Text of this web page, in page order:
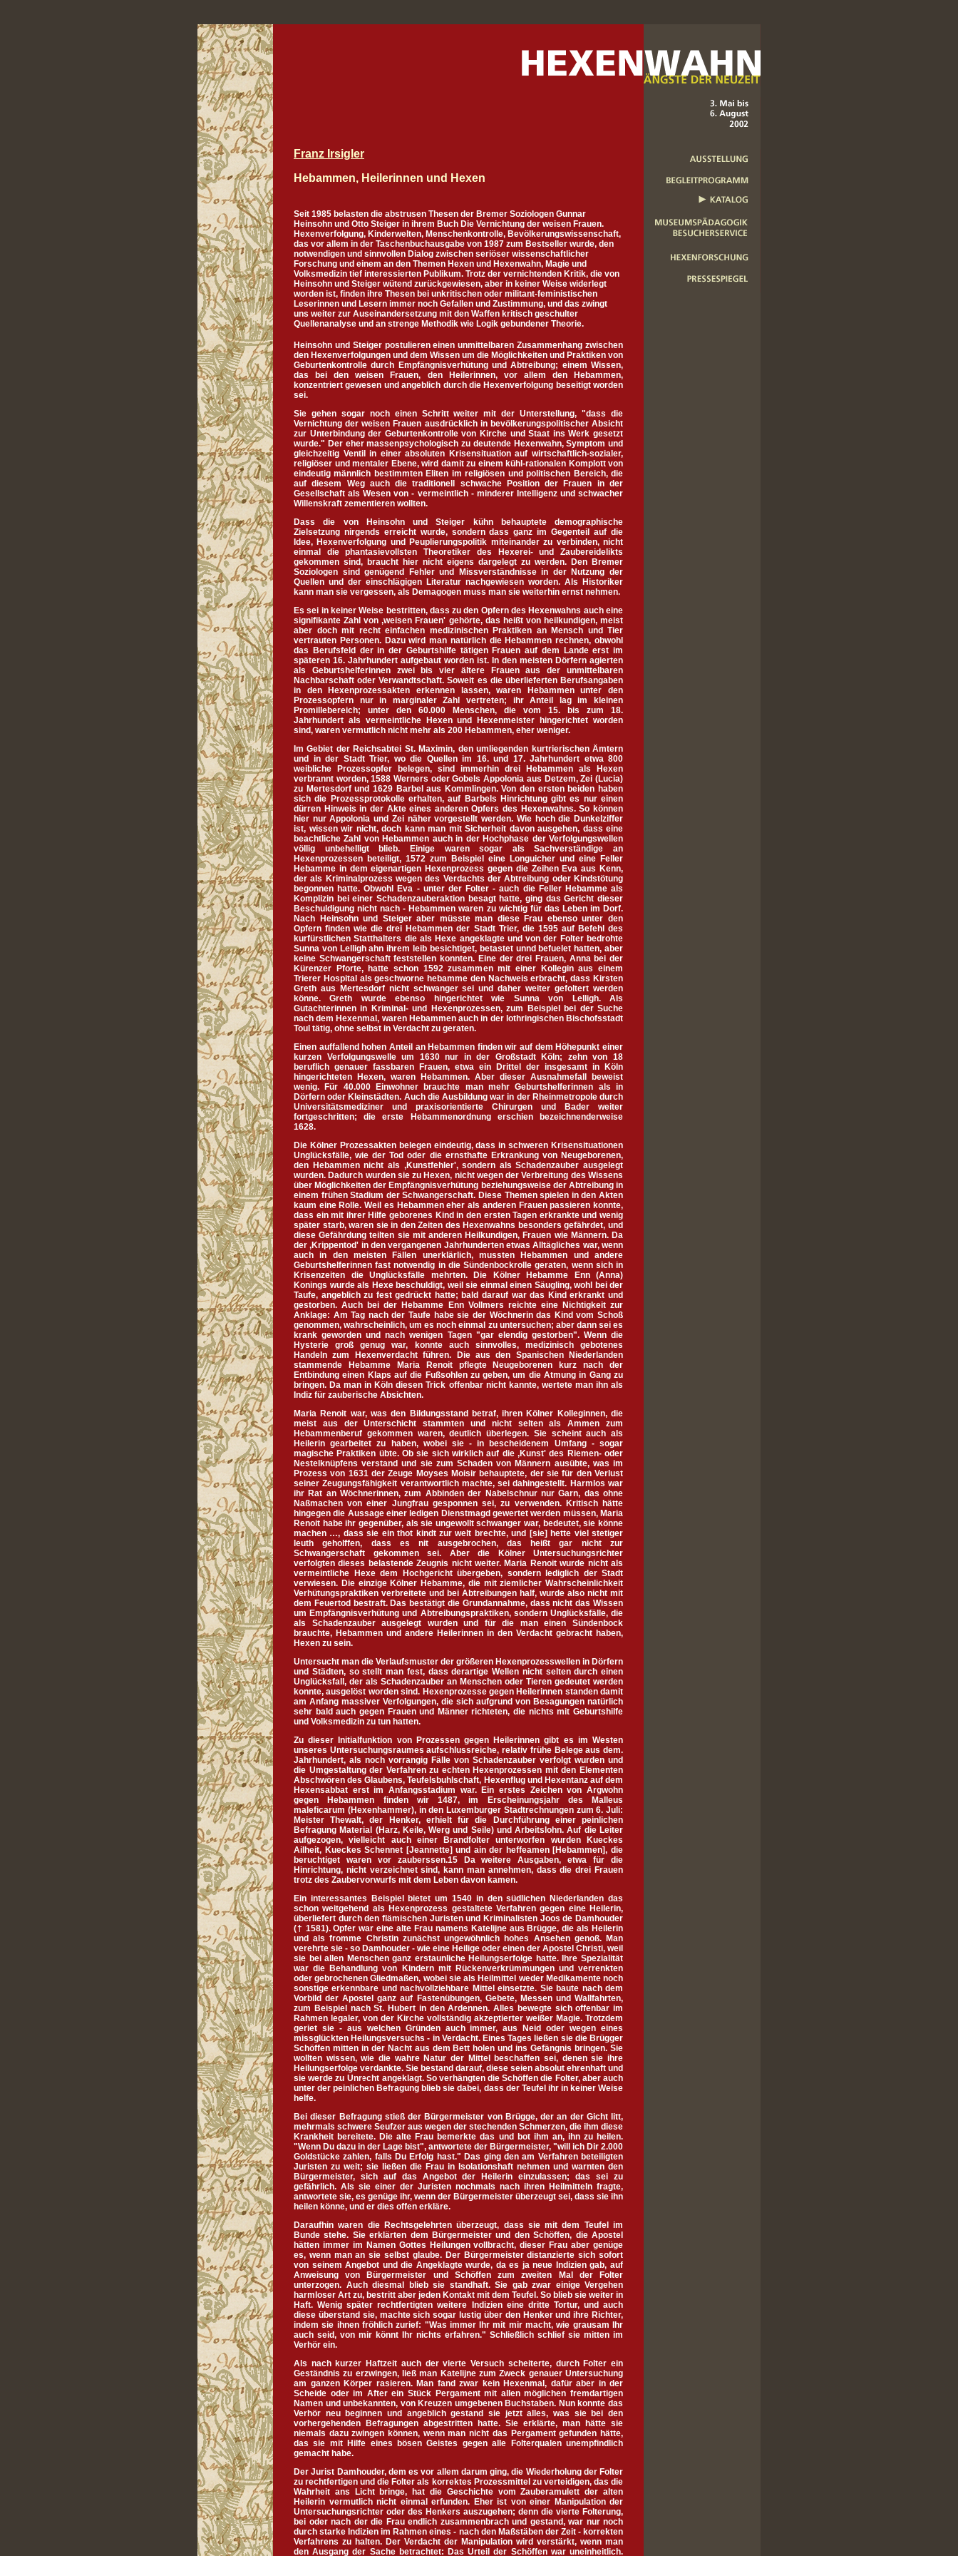
Franz Irsigler
Hebammen, Heilerinnen und Hexen
Seit 1985 belasten die abstrusen Thesen der Bremer Soziologen Gunnar
Heinsohn und Otto Steiger in ihrem Buch Die Vernichtung der weisen Frauen.
Hexenverfolgung, Kinderwelten, Menschenkontrolle, Bevölkerungswissenschaft,
das vor allem in der Taschenbuchausgabe von 1987 zum Bestseller wurde, den
notwendigen und sinnvollen Dialog zwischen seriöser wissenschaftlicher
Forschung und einem an den Themen Hexen und Hexenwahn, Magie und
Volksmedizin tief interessierten Publikum. Trotz der vernichtenden Kritik, die von
Heinsohn und Steiger wütend zurückgewiesen, aber in keiner Weise widerlegt
worden ist, finden ihre Thesen bei unkritischen oder militant-feministischen
Leserinnen und Lesern immer noch Gefallen und Zustimmung, und das zwingt
uns weiter zur Auseinandersetzung mit den Waffen kritisch geschulter
Quellenanalyse und an strenge Methodik wie Logik gebundener Theorie.
Heinsohn und Steiger postulieren einen unmittelbaren Zusammenhang zwischen
den Hexenverfolgungen und dem Wissen um die Möglichkeiten und Praktiken von
Geburtenkontrolle durch Empfängnisverhütung und Abtreibung; einem Wissen,
das bei den weisen Frauen, den Heilerinnen, vor allem den Hebammen,
konzentriert gewesen und angeblich durch die Hexenverfolgung beseitigt worden
sei.
Sie gehen sogar noch einen Schritt weiter mit der Unterstellung, "dass die
Vernichtung der weisen Frauen ausdrücklich in bevölkerungspolitischer Absicht
zur Unterbindung der Geburtenkontrolle von Kirche und Staat ins Werk gesetzt
wurde." Der eher massenpsychologisch zu deutende Hexenwahn, Symptom und
gleichzeitig Ventil in einer absoluten Krisensituation auf wirtschaftlich-sozialer,
religiöser und mentaler Ebene, wird damit zu einem kühl-rationalen Komplott von
eindeutig männlich bestimmten Eliten im religiösen und politischen Bereich, die
auf diesem Weg auch die traditionell schwache Position der Frauen in der
Gesellschaft als Wesen von - vermeintlich - minderer Intelligenz und schwacher
Willenskraft zementieren wollten.
Dass die von Heinsohn und Steiger kühn behauptete demographische
Zielsetzung nirgends erreicht wurde, sondern dass ganz im Gegenteil auf die
Idee, Hexenverfolgung und Peuplierungspolitik miteinander zu verbinden, nicht
einmal die phantasievollsten Theoretiker des Hexerei- und Zaubereidelikts
gekommen sind, braucht hier nicht eigens dargelegt zu werden. Den Bremer
Soziologen sind genügend Fehler und Missverständnisse in der Nutzung der
Quellen und der einschlägigen Literatur nachgewiesen worden. Als Historiker
kann man sie vergessen, als Demagogen muss man sie weiterhin ernst nehmen.
Es sei in keiner Weise bestritten, dass zu den Opfern des Hexenwahns auch eine
signifikante Zahl von ‚weisen Frauen' gehörte, das heißt von heilkundigen, meist
aber doch mit recht einfachen medizinischen Praktiken an Mensch und Tier
vertrauten Personen. Dazu wird man natürlich die Hebammen rechnen, obwohl
das Berufsfeld der in der Geburtshilfe tätigen Frauen auf dem Lande erst im
späteren 16. Jahrhundert aufgebaut worden ist. In den meisten Dörfern agierten
als Geburtshelferinnen zwei bis vier ältere Frauen aus der unmittelbaren
Nachbarschaft oder Verwandtschaft. Soweit es die überlieferten Berufsangaben
in den Hexenprozessakten erkennen lassen, waren Hebammen unter den
Prozessopfern nur in marginaler Zahl vertreten; ihr Anteil lag im kleinen
Promillebereich; unter den 60.000 Menschen, die vom 15. bis zum 18.
Jahrhundert als vermeintliche Hexen und Hexenmeister hingerichtet worden
sind, waren vermutlich nicht mehr als 200 Hebammen, eher weniger.
Im Gebiet der Reichsabtei St. Maximin, den umliegenden kurtrierischen Ämtern
und in der Stadt Trier, wo die Quellen im 16. und 17. Jahrhundert etwa 800
weibliche Prozessopfer belegen, sind immerhin drei Hebammen als Hexen
verbrannt worden, 1588 Werners oder Gobels Appolonia aus Detzem, Zei (Lucia)
zu Mertesdorf und 1629 Barbel aus Kommlingen. Von den ersten beiden haben
sich die Prozessprotokolle erhalten, auf Barbels Hinrichtung gibt es nur einen
dürren Hinweis in der Akte eines anderen Opfers des Hexenwahns. So können
hier nur Appolonia und Zei näher vorgestellt werden. Wie hoch die Dunkelziffer
ist, wissen wir nicht, doch kann man mit Sicherheit davon ausgehen, dass eine
beachtliche Zahl von Hebammen auch in der Hochphase der Verfolgungswellen
völlig unbehelligt blieb. Einige waren sogar als Sachverständige an
Hexenprozessen beteiligt, 1572 zum Beispiel eine Longuicher und eine Feller
Hebamme in dem eigenartigen Hexenprozess gegen die Zeihen Eva aus Kenn,
der als Kriminalprozess wegen des Verdachts der Abtreibung oder Kindstötung
begonnen hatte. Obwohl Eva - unter der Folter - auch die Feller Hebamme als
Komplizin bei einer Schadenzauberaktion besagt hatte, ging das Gericht dieser
Beschuldigung nicht nach - Hebammen waren zu wichtig für das Leben im Dorf.
Nach Heinsohn und Steiger aber müsste man diese Frau ebenso unter den
Opfern finden wie die drei Hebammen der Stadt Trier, die 1595 auf Befehl des
kurfürstlichen Statthalters die als Hexe angeklagte und von der Folter bedrohte
Sunna von Lelligh ahn ihrem leib besichtiget, betastet unnd befuelet hatten, aber
keine Schwangerschaft feststellen konnten. Eine der drei Frauen, Anna bei der
Kürenzer Pforte, hatte schon 1592 zusammen mit einer Kollegin aus einem
Trierer Hospital als geschworne hebamme den Nachweis erbracht, dass Kirsten
Greth aus Mertesdorf nicht schwanger sei und daher weiter gefoltert werden
könne. Greth wurde ebenso hingerichtet wie Sunna von Lelligh. Als
Gutachterinnen in Kriminal- und Hexenprozessen, zum Beispiel bei der Suche
nach dem Hexenmal, waren Hebammen auch in der lothringischen Bischofsstadt
Toul tätig, ohne selbst in Verdacht zu geraten.
Einen auffallend hohen Anteil an Hebammen finden wir auf dem Höhepunkt einer
kurzen Verfolgungswelle um 1630 nur in der Großstadt Köln; zehn von 18
beruflich genauer fassbaren Frauen, etwa ein Drittel der insgesamt in Köln
hingerichteten Hexen, waren Hebammen. Aber dieser Ausnahmefall beweist
wenig. Für 40.000 Einwohner brauchte man mehr Geburtshelferinnen als in
Dörfern oder Kleinstädten. Auch die Ausbildung war in der Rheinmetropole durch
Universitätsmediziner und praxisorientierte Chirurgen und Bader weiter
fortgeschritten; die erste Hebammenordnung erschien bezeichnenderweise
1628.
Die Kölner Prozessakten belegen eindeutig, dass in schweren Krisensituationen
Unglücksfälle, wie der Tod oder die ernsthafte Erkrankung von Neugeborenen,
den Hebammen nicht als ‚Kunstfehler', sondern als Schadenzauber ausgelegt
wurden. Dadurch wurden sie zu Hexen, nicht wegen der Verbreitung des Wissens
über Möglichkeiten der Empfängnisverhütung beziehungsweise der Abtreibung in
einem frühen Stadium der Schwangerschaft. Diese Themen spielen in den Akten
kaum eine Rolle. Weil es Hebammen eher als anderen Frauen passieren konnte,
dass ein mit ihrer Hilfe geborenes Kind in den ersten Tagen erkrankte und wenig
später starb, waren sie in den Zeiten des Hexenwahns besonders gefährdet, und
diese Gefährdung teilten sie mit anderen Heilkundigen, Frauen wie Männern. Da
der ‚Krippentod' in den vergangenen Jahrhunderten etwas Alltägliches war, wenn
auch in den meisten Fällen unerklärlich, mussten Hebammen und andere
Geburtshelferinnen fast notwendig in die Sündenbockrolle geraten, wenn sich in
Krisenzeiten die Unglücksfälle mehrten. Die Kölner Hebamme Enn (Anna)
Konings wurde als Hexe beschuldigt, weil sie einmal einen Säugling, wohl bei der
Taufe, angeblich zu fest gedrückt hatte; bald darauf war das Kind erkrankt und
gestorben. Auch bei der Hebamme Enn Vollmers reichte eine Nichtigkeit zur
Anklage: Am Tag nach der Taufe habe sie der Wöchnerin das Kind vom Schoß
genommen, wahrscheinlich, um es noch einmal zu untersuchen; aber dann sei es
krank geworden und nach wenigen Tagen "gar elendig gestorben". Wenn die
Hysterie groß genug war, konnte auch sinnvolles, medizinisch gebotenes
Handeln zum Hexenverdacht führen. Die aus den Spanischen Niederlanden
stammende Hebamme Maria Renoit pflegte Neugeborenen kurz nach der
Entbindung einen Klaps auf die Fußsohlen zu geben, um die Atmung in Gang zu
bringen. Da man in Köln diesen Trick offenbar nicht kannte, wertete man ihn als
Indiz für zauberische Absichten.
Maria Renoit war, was den Bildungsstand betraf, ihren Kölner Kolleginnen, die
meist aus der Unterschicht stammten und nicht selten als Ammen zum
Hebammenberuf gekommen waren, deutlich überlegen. Sie scheint auch als
Heilerin gearbeitet zu haben, wobei sie - in bescheidenem Umfang - sogar
magische Praktiken übte. Ob sie sich wirklich auf die ‚Kunst' des Riemen- oder
Nestelknüpfens verstand und sie zum Schaden von Männern ausübte, was im
Prozess von 1631 der Zeuge Moyses Moisir behauptete, der sie für den Verlust
seiner Zeugungsfähigkeit verantwortlich machte, sei dahingestellt. Harmlos war
ihr Rat an Wöchnerinnen, zum Abbinden der Nabelschnur nur Garn, das ohne
Naßmachen von einer Jungfrau gesponnen sei, zu verwenden. Kritisch hätte
hingegen die Aussage einer ledigen Dienstmagd gewertet werden müssen, Maria
Renoit habe ihr gegenüber, als sie ungewollt schwanger war, bedeutet, sie könne
machen …, dass sie ein thot kindt zur welt brechte, und [sie] hette viel stetiger
leuth geholffen, dass es nit ausgebrochen, das heißt gar nicht zur
Schwangerschaft gekommen sei. Aber die Kölner Untersuchungsrichter
verfolgten dieses belastende Zeugnis nicht weiter. Maria Renoit wurde nicht als
vermeintliche Hexe dem Hochgericht übergeben, sondern lediglich der Stadt
verwiesen. Die einzige Kölner Hebamme, die mit ziemlicher Wahrscheinlichkeit
Verhütungspraktiken verbreitete und bei Abtreibungen half, wurde also nicht mit
dem Feuertod bestraft. Das bestätigt die Grundannahme, dass nicht das Wissen
um Empfängnisverhütung und Abtreibungspraktiken, sondern Unglücksfälle, die
als Schadenzauber ausgelegt wurden und für die man einen Sündenbock
brauchte, Hebammen und andere Heilerinnen in den Verdacht gebracht haben,
Hexen zu sein.
Untersucht man die Verlaufsmuster der größeren Hexenprozesswellen in Dörfern
und Städten, so stellt man fest, dass derartige Wellen nicht selten durch einen
Unglücksfall, der als Schadenzauber an Menschen oder Tieren gedeutet werden
konnte, ausgelöst worden sind. Hexenprozesse gegen Heilerinnen standen damit
am Anfang massiver Verfolgungen, die sich aufgrund von Besagungen natürlich
sehr bald auch gegen Frauen und Männer richteten, die nichts mit Geburtshilfe
und Volksmedizin zu tun hatten.
Zu dieser Initialfunktion von Prozessen gegen Heilerinnen gibt es im Westen
unseres Untersuchungsraumes aufschlussreiche, relativ frühe Belege aus dem.
Jahrhundert, als noch vorrangig Fälle von Schadenzauber verfolgt wurden und
die Umgestaltung der Verfahren zu echten Hexenprozessen mit den Elementen
Abschwören des Glaubens, Teufelsbuhlschaft, Hexenflug und Hexentanz auf dem
Hexensabbat erst im Anfangsstadium war. Ein erstes Zeichen von Argwohn
gegen Hebammen finden wir 1487, im Erscheinungsjahr des Malleus
maleficarum (Hexenhammer), in den Luxemburger Stadtrechnungen zum 6. Juli:
Meister Thewalt, der Henker, erhielt für die Durchführung einer peinlichen
Befragung Material (Harz, Keile, Werg und Seile) und Arbeitslohn. Auf die Leiter
aufgezogen, vielleicht auch einer Brandfolter unterworfen wurden Kueckes
Ailheit, Kueckes Schennet [Jeannette] und ain der heffeamen [Hebammen], die
beruchtiget waren vor zauberssen.15 Da weitere Ausgaben, etwa für die
Hinrichtung, nicht verzeichnet sind, kann man annehmen, dass die drei Frauen
trotz des Zaubervorwurfs mit dem Leben davon kamen.
Ein interessantes Beispiel bietet um 1540 in den südlichen Niederlanden das
schon weitgehend als Hexenprozess gestaltete Verfahren gegen eine Heilerin,
überliefert durch den flämischen Juristen und Kriminalisten Joos de Damhouder
(† 1581). Opfer war eine alte Frau namens Katelijne aus Brügge, die als Heilerin
und als fromme Christin zunächst ungewöhnlich hohes Ansehen genoß. Man
verehrte sie - so Damhouder - wie eine Heilige oder einen der Apostel Christi, weil
sie bei allen Menschen ganz erstaunliche Heilungserfolge hatte. Ihre Spezialität
war die Behandlung von Kindern mit Rückenverkrümmungen und verrenkten
oder gebrochenen Gliedmaßen, wobei sie als Heilmittel weder Medikamente noch
sonstige erkennbare und nachvollziehbare Mittel einsetzte. Sie baute nach dem
Vorbild der Apostel ganz auf Fastenübungen, Gebete, Messen und Wallfahrten,
zum Beispiel nach St. Hubert in den Ardennen. Alles bewegte sich offenbar im
Rahmen legaler, von der Kirche vollständig akzeptierter weißer Magie. Trotzdem
geriet sie - aus welchen Gründen auch immer, aus Neid oder wegen eines
missglückten Heilungsversuchs - in Verdacht. Eines Tages ließen sie die Brügger
Schöffen mitten in der Nacht aus dem Bett holen und ins Gefängnis bringen. Sie
wollten wissen, wie die wahre Natur der Mittel beschaffen sei, denen sie ihre
Heilungserfolge verdankte. Sie bestand darauf, diese seien absolut ehrenhaft und
sie werde zu Unrecht angeklagt. So verhängten die Schöffen die Folter, aber auch
unter der peinlichen Befragung blieb sie dabei, dass der Teufel ihr in keiner Weise
helfe.
Bei dieser Befragung stieß der Bürgermeister von Brügge, der an der Gicht litt,
mehrmals schwere Seufzer aus wegen der stechenden Schmerzen, die ihm diese
Krankheit bereitete. Die alte Frau bemerkte das und bot ihm an, ihn zu heilen.
"Wenn Du dazu in der Lage bist", antwortete der Bürgermeister, "will ich Dir 2.000
Goldstücke zahlen, falls Du Erfolg hast." Das ging den am Verfahren beteiligten
Juristen zu weit; sie ließen die Frau in Isolationshaft nehmen und warnten den
Bürgermeister, sich auf das Angebot der Heilerin einzulassen; das sei zu
gefährlich. Als sie einer der Juristen nochmals nach ihren Heilmitteln fragte,
antwortete sie, es genüge ihr, wenn der Bürgermeister überzeugt sei, dass sie ihn
heilen könne, und er dies offen erkläre.
Daraufhin waren die Rechtsgelehrten überzeugt, dass sie mit dem Teufel im
Bunde stehe. Sie erklärten dem Bürgermeister und den Schöffen, die Apostel
hätten immer im Namen Gottes Heilungen vollbracht, dieser Frau aber genüge
es, wenn man an sie selbst glaube. Der Bürgermeister distanzierte sich sofort
von seinem Angebot und die Angeklagte wurde, da es ja neue Indizien gab, auf
Anweisung von Bürgermeister und Schöffen zum zweiten Mal der Folter
unterzogen. Auch diesmal blieb sie standhaft. Sie gab zwar einige Vergehen
harmloser Art zu, bestritt aber jeden Kontakt mit dem Teufel. So blieb sie weiter in
Haft. Wenig später rechtfertigten weitere Indizien eine dritte Tortur, und auch
diese überstand sie, machte sich sogar lustig über den Henker und ihre Richter,
indem sie ihnen fröhlich zurief: "Was immer Ihr mit mir macht, wie grausam Ihr
auch seid, von mir könnt Ihr nichts erfahren." Schließlich schlief sie mitten im
Verhör ein.
Als nach kurzer Haftzeit auch der vierte Versuch scheiterte, durch Folter ein
Geständnis zu erzwingen, ließ man Katelijne zum Zweck genauer Untersuchung
am ganzen Körper rasieren. Man fand zwar kein Hexenmal, dafür aber in der
Scheide oder im After ein Stück Pergament mit allen möglichen fremdartigen
Namen und unbekannten, von Kreuzen umgebenen Buchstaben. Nun konnte das
Verhör neu beginnen und angeblich gestand sie jetzt alles, was sie bei den
vorhergehenden Befragungen abgestritten hatte. Sie erklärte, man hätte sie
niemals dazu zwingen können, wenn man nicht das Pergament gefunden hätte,
das sie mit Hilfe eines bösen Geistes gegen alle Folterqualen unempfindlich
gemacht habe.
Der Jurist Damhouder, dem es vor allem darum ging, die Wiederholung der Folter
zu rechtfertigen und die Folter als korrektes Prozessmittel zu verteidigen, das die
Wahrheit ans Licht bringe, hat die Geschichte vom Zauberamulett der alten
Heilerin vermutlich nicht einmal erfunden. Eher ist von einer Manipulation der
Untersuchungsrichter oder des Henkers auszugehen; denn die vierte Folterung,
bei oder nach der die Frau endlich zusammenbrach und gestand, war nur noch
durch starke Indizien im Rahmen eines - nach den Maßstäben der Zeit - korrekten
Verfahrens zu halten. Der Verdacht der Manipulation wird verstärkt, wenn man
den Ausgang der Sache betrachtet: Das Urteil der Schöffen war uneinheitlich.